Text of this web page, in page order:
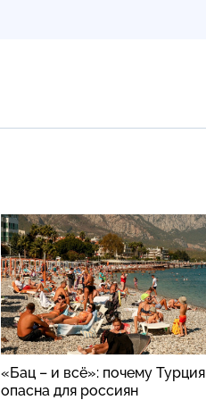
«Бац – и всё»: почему Турция
опасна для россиян